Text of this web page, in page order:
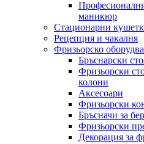
маникюр
Стационарни
Рецепция и чакалня
Фризьорско
Бръснарски
Фризьорски
колони
Аксесоари
Фризьорски
Бръсначи за
Фризьорски
Декорация за